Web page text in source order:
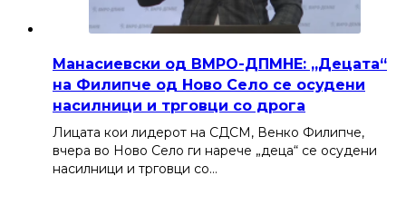
Манасиевски од ВМРО-ДПМНЕ: „Децата“
на Филипче од Ново Село се осудени
насилници и трговци со дрога
Лицата кои лидерот на СДСМ, Венко Филипче,
вчера во Ново Село ги нарече „деца“ се осудени
насилници и трговци со…